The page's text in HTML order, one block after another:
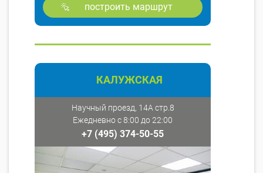
построить маршрут
КАЛУЖСКАЯ
Научный проезд, 14А стр.8
Ежедневно с 8:00 до 22:00
+7 (495) 374-50-55